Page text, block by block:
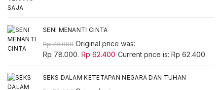
SENI MENANTI CINTA
Rp78.000 Original price was:
Rp 78.000. Rp 62.400 Current price is: Rp 62.400.
SEKS DALAM KETETAPAN NEGARA DAN TUHAN